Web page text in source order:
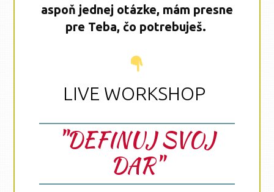
aspoň jednej otázke, mám presne
pre Teba, čo potrebuješ.
LIVE WORKSHOP
"DEFINUJ SVOJ
DAR"